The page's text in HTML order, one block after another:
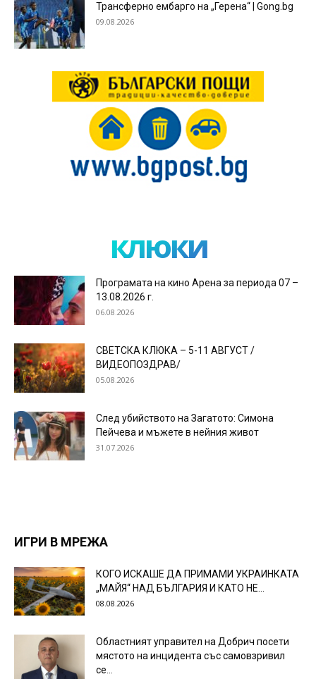
Трансферно ембарго на „Герена“ | Gong.bg
09.08.2026
клюки
Програмата на кино Арена за периода 07 –
13.08.2026 г.
06.08.2026
СВЕТСКА КЛЮКА – 5-11 АВГУСТ /
ВИДЕОПОЗДРАВ/
05.08.2026
След убийството на Загатото: Симона
Пейчева и мъжете в нейния живот
31.07.2026
ИГРИ В МРЕЖА
КОГО ИСКАШЕ ДА ПРИМАМИ УКРАИНКАТА
„МАЙЯ“ НАД БЪЛГАРИЯ И КАТО НЕ...
08.08.2026
Областният управител на Добрич посети
мястото на инцидента със самовзривил
се...